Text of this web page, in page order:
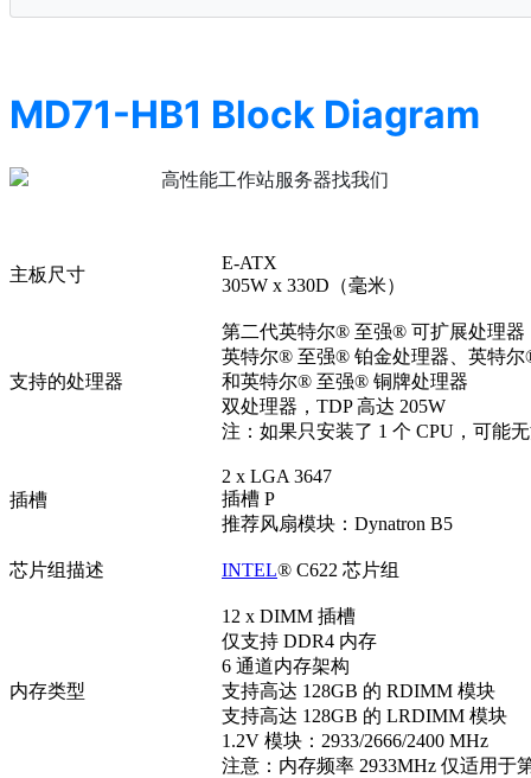
MD71-HB1 Block Diagram
主板尺寸
E-ATX
305W x 330D（毫米）
支持的处理器
第二代英特尔® 至强® 可扩展处理器
英特尔® 至强® 铂金处理器、英特
和英特尔® 至强® 铜牌处理器
双处理器，TDP 高达 205W
注：如果只安装了 1 个 CPU，可能
插槽
2 x LGA 3647
插槽 P
推荐风扇模块：Dynatron B5
芯片组描述 INTEL® C622 芯片组
内存类型
12 x DIMM 插槽
仅支持 DDR4 内存
6 通道内存架构
支持高达 128GB 的 RDIMM 模块
支持高达 128GB 的 LRDIMM 模块
1.2V 模块：2933/2666/2400 MHz
注意：内存频率 2933MHz 仅适用